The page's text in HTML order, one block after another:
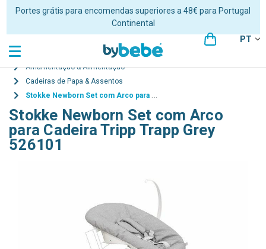
Portes grátis para encomendas superiores a 48€ para Portugal
Continental
PT
Amamentação & Alimentação
Cadeiras de Papa & Assentos
Stokke Newborn Set com Arco para Cadeira Tripp Trapp Grey 526101
Stokke Newborn Set com Arco
para Cadeira Tripp Trapp Grey
526101